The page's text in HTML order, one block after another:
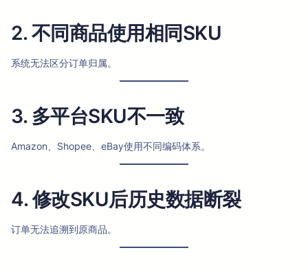
2. 不同商品使用相同SKU
系统无法区分订单归属。
3. 多平台SKU不一致
Amazon、Shopee、eBay使用不同编码体系。
4. 修改SKU后历史数据断裂
订单无法追溯到原商品。